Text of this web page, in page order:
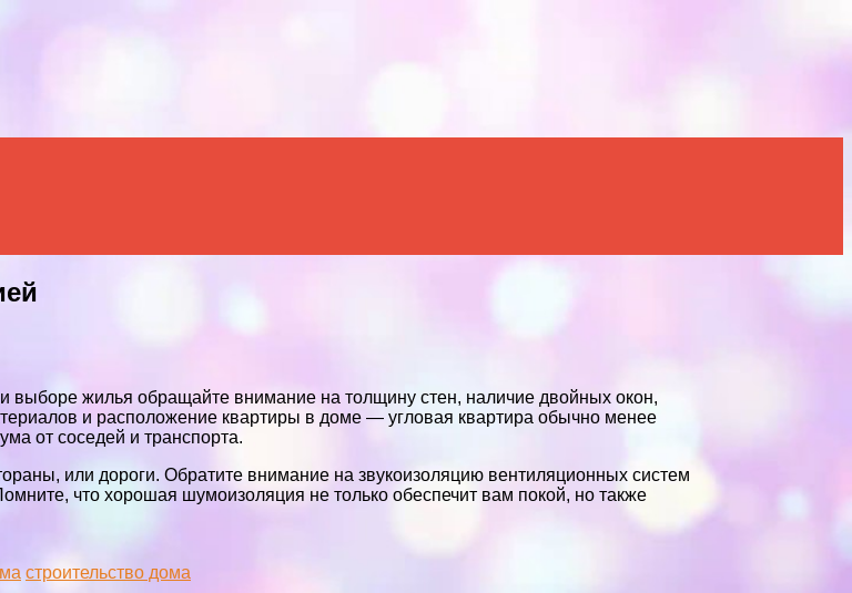
жилья обращайте внимание на толщину стен, наличие двойных окон,
и расположение квартиры в доме — угловая квартира обычно менее
от соседей и транспорта.
или дороги. Обратите внимание на звукоизоляцию вентиляционных систем
что хорошая шумоизоляция не только обеспечит вам покой, но также
строительство дома